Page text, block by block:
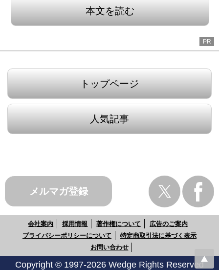
本文を読む
PR
トップページ
人気記事
メルマガ登録
会社案内 採用情報 著作権について
広告のご案内
プライバシーポリシーについて
特定商取引法に基づく表示
お問い合わせ
Copyright © 1997-2026 Wedge Rights Reserved